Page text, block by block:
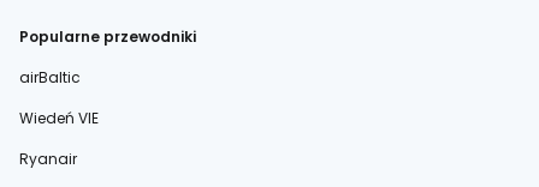
Popularne przewodniki
airBaltic
Wiedeń VIE
Ryanair